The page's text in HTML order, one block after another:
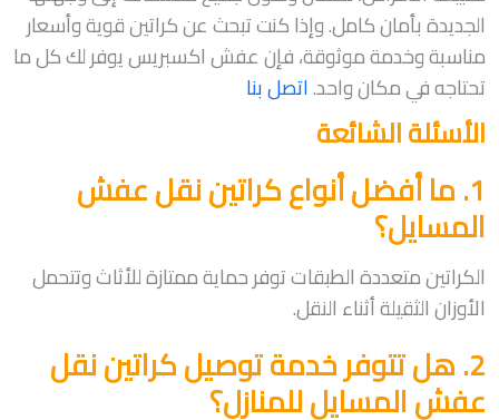
الجديدة بأمان كامل. وإذا كنت تبحث عن كراتين قوية وأسعار
مناسبة وخدمة موثوقة، فإن عفش اكسبريس يوفر لك كل ما
تحتاجه في مكان واحد.اتصل بنا
الأسئلة الشائعة
1. ما أفضل أنواع كراتين نقل عفش
المسايل؟
الكراتين متعددة الطبقات توفر حماية ممتازة للأثاث وتتحمل
الأوزان الثقيلة أثناء النقل.
2. هل تتوفر خدمة توصيل كراتين نقل
عفش المسايل للمنازل؟